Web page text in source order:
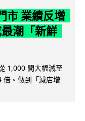
市 業績反增
潮「新鮮
1,000 間大幅減至
倍。做到「減店增